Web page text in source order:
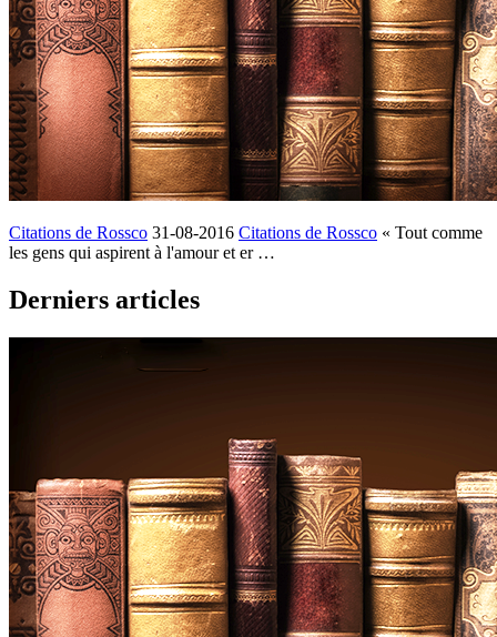
Citations de Rossco 31-08-2016 Citations de Rossco « Tout comme
les gens qui aspirent à l'amour et er …
Derniers articles